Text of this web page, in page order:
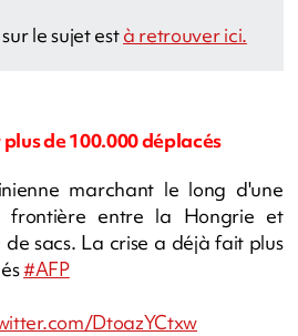
le sujet està retrouver ici.
de 100.000 déplacés
marchant le long d'une
entre la Hongrie et
sacs. La crise a déjà fait plus
#AFP
DtoazYCtxw